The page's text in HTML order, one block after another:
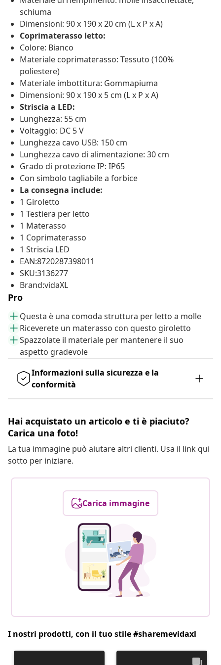
schiuma
Dimensioni: 90 x 190 x 20 cm (L x P x A)
Coprimaterasso letto:
Colore: Bianco
Materiale coprimaterasso: Tessuto (100%
poliestere)
Materiale imbottitura: Gommapiuma
Dimensioni: 90 x 190 x 5 cm (L x P x A)
Striscia a LED:
Lunghezza: 55 cm
Voltaggio: DC 5 V
Lunghezza cavo USB: 150 cm
Lunghezza cavo di alimentazione: 30 cm
Grado di protezione IP: IP65
Con simbolo tagliabile a forbice
La consegna include:
1 Giroletto
1 Testiera per letto
1 Materasso
1 Coprimaterasso
1 Striscia LED
EAN:8720287398011
SKU:3136277
Brand:vidaXL
Pro
Questa è una comoda struttura per letto a molle
Riceverete un materasso con questo giroletto
Spazzolate il materiale per mantenere il suo
aspetto gradevole
Informazioni sulla sicurezza e la
conformità
Hai acquistato un articolo e ti è piaciuto?
Carica una foto!
La tua immagine può aiutare altri clienti. Usa il link qui
sotto per iniziare.
Carica immagine
I nostri prodotti, con il tuo stile #sharemevidaxl